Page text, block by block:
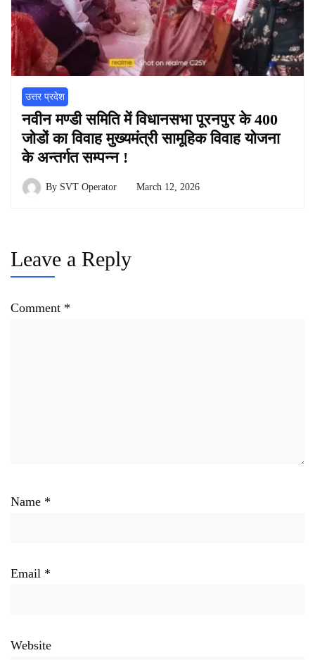
उत्तर प्रदेश
नवीन मण्डी समिति में विधानसभा पूरनपुर के 400
जोडों का विवाह मुख्यमंत्री सामूहिक विवाह योजना
के अन्तर्गत सम्पन्न !
By SVT Operator March 12, 2026
Leave a Reply
Comment *
Name *
Email *
Website